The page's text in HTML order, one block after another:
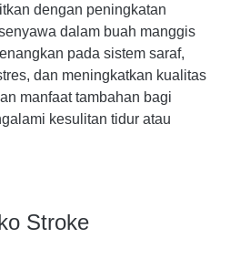
dengan peningkatan
dalam buah manggis
pada sistem saraf,
dan meningkatkan kualitas
manfaat tambahan bagi
kesulitan tidur atau
Stroke